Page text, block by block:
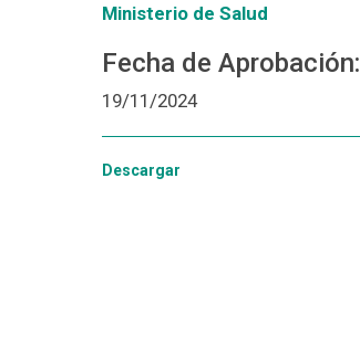
Ministerio de Salud
Fecha de Aprobación:
19/11/2024
Descargar